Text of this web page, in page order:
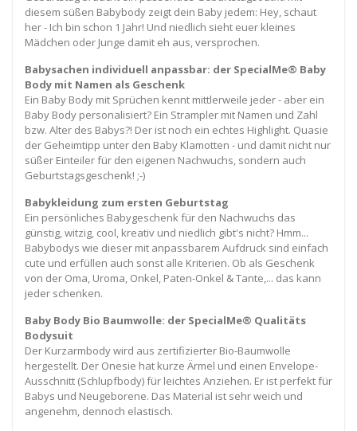
diesem süßen Babybody zeigt dein Baby jedem: Hey, schaut
her - Ich bin schon 1 Jahr! Und niedlich sieht euer kleines
Mädchen oder Junge damit eh aus, versprochen.
Babysachen individuell anpassbar: der SpecialMe® Baby
Body mit Namen als Geschenk
Ein Baby Body mit Sprüchen kennt mittlerweile jeder - aber ein
Baby Body personalisiert? Ein Strampler mit Namen und Zahl
bzw. Alter des Babys?! Der ist noch ein echtes Highlight. Quasie
der Geheimtipp unter den Baby Klamotten - und damit nicht nur
süßer Einteiler für den eigenen Nachwuchs, sondern auch
Geburtstagsgeschenk! ;-)
Babykleidung zum ersten Geburtstag
Ein persönliches Babygeschenk für den Nachwuchs das
günstig, witzig, cool, kreativ und niedlich gibt's nicht? Hmm...
Babybodys wie dieser mit anpassbarem Aufdruck sind einfach
cute und erfüllen auch sonst alle Kriterien. Ob als Geschenk
von der Oma, Uroma, Onkel, Paten-Onkel & Tante,... das kann
jeder schenken.
Baby Body Bio Baumwolle: der SpecialMe® Qualitäts
Bodysuit
Der Kurzarmbody wird aus zertifizierter Bio-Baumwolle
hergestellt. Der Onesie hat kurze Ärmel und einen Envelope-
Ausschnitt (Schlupfbody) für leichtes Anziehen. Er ist perfekt für
Babys und Neugeborene. Das Material ist sehr weich und
angenehm, dennoch elastisch.